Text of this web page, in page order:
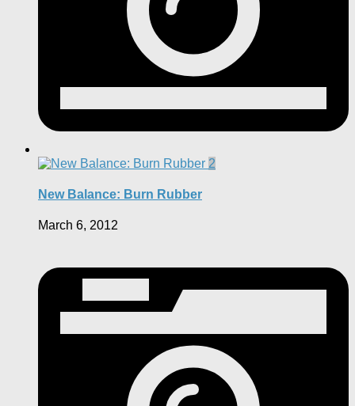
2
New Balance: Burn Rubber
March 6, 2012